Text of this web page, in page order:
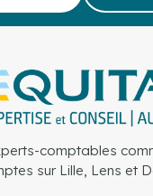
comptables
sur Lille, Lens et